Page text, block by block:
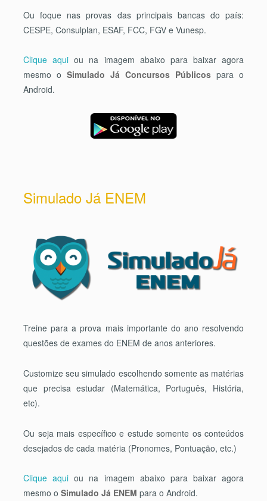
Ou foque nas provas das principais bancas do país:
CESPE, Consulplan, ESAF, FCC, FGV e Vunesp.
Clique aqui ou na imagem abaixo para baixar agora
mesmo o Simulado Já Concursos Públicos para o
Android.
Simulado Já ENEM
Treine para a prova mais importante do ano resolvendo
questões de exames do ENEM de anos anteriores.
Customize seu simulado escolhendo somente as matérias
que precisa estudar (Matemática, Português, História,
etc).
Ou seja mais específico e estude somente os conteúdos
desejados de cada matéria (Pronomes, Pontuação, etc.)
Clique aqui ou na imagem abaixo para baixar agora
mesmo o Simulado Já ENEM para o Android.